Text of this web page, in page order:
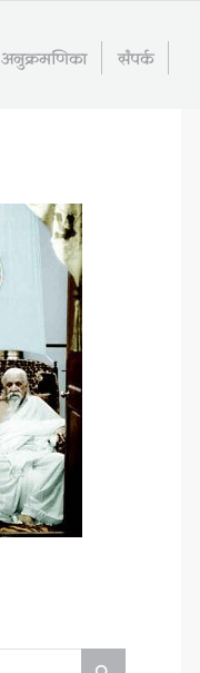
अनुक्रमणिका संपर्क